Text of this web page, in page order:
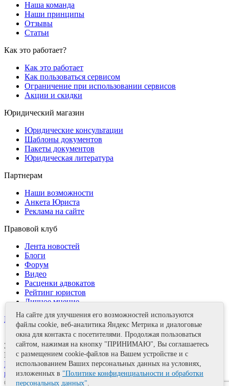
Наша команда
Наши принципы
Отзывы
Статьи
Как это работает?
Как это работает
Как пользоваться сервисом
Ограничение при использовании сервисов
Акции и скидки
Юридический магазин
Юридические консультации
Шаблоны документов
Пакеты документов
Юридическая литература
Партнерам
Наши возможности
Анкета Юриста
Реклама на сайте
Правовой клуб
Лента новостей
Блоги
Форум
Видео
Расценки адвокатов
Рейтинг юристов
Личное мнение
Контакты
Задать вопрос
Поделиться
Политика информационной безопасности Правила
использования материалов
© 2011—2026 А.Е. Мишушин
На сайте для улучшения его возможностей используются
файлы cookie, веб-аналитика Яндекс Метрика и диалоговые
окна для контакта с посетителями. Продолжая пользоваться
сайтом, нажимая на кнопку "ПРИНИМАЮ", Вы соглашаетесь
с размещением cookie-файлов на Вашем устройстве и с
использованием Ваших персональных данных на условиях,
изложенных в "Политике конфиденциальности и обработки
персональных данных".